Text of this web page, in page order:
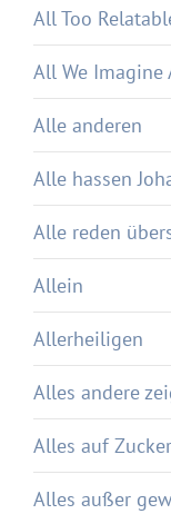
All Too
All We Imagine
Alle anderen
Alle hassen
Alle reden
Allein
Allerheiligen
Alles andere
Alles auf
Alles außer